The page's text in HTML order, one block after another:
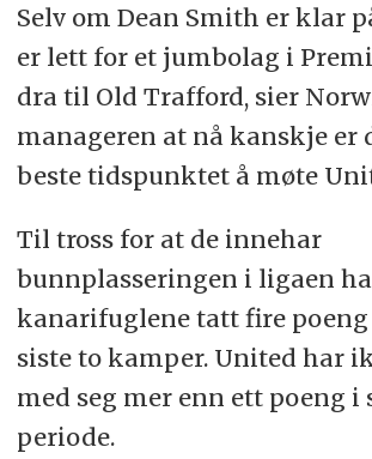
Selv om Dean Smith er klar
er lett for et jumbolag i
dra til Old Trafford, sier
manageren at nå kanskje er
beste tidspunktet å møte
Til tross for at de innehar
bunnplasseringen i ligaen
kanarifuglene tatt fire poeng
siste to kamper. United har
med seg mer enn ett poeng i
periode.